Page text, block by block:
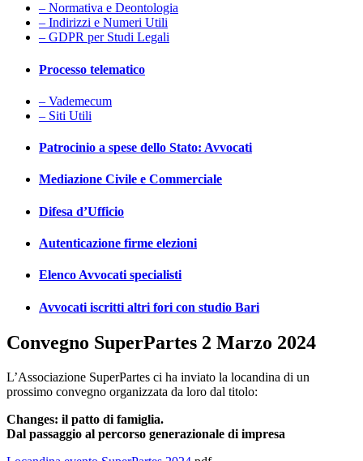
– Normativa e Deontologia
– Indirizzi e Numeri Utili
– GDPR per Studi Legali
Processo telematico
– Vademecum
– Siti Utili
Patrocinio a spese dello Stato: Avvocati
Mediazione Civile e Commerciale
Difesa d’Ufficio
Autenticazione firme elezioni
Elenco Avvocati specialisti
Avvocati iscritti altri fori con studio Bari
Convegno SuperPartes 2 Marzo 2024
L’Associazione SuperPartes ci ha inviato la locandina di un
prossimo convegno organizzata da loro dal titolo:
Changes: il patto di famiglia.
Dal passaggio al percorso generazionale di impresa